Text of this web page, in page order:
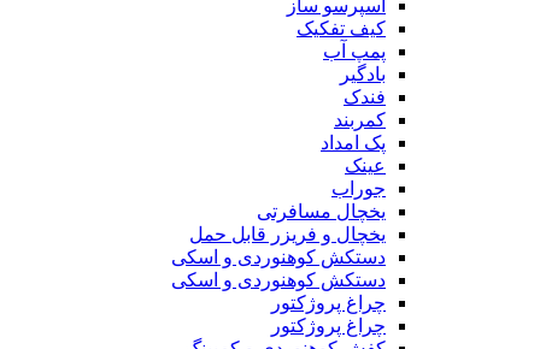
اسپرسو ساز
کیف تفکیک
پمپ آب
بادگیر
فندک
کمربند
پک امداد
عینک
جوراب
یخچال مسافرتی
یخچال و فریزر قابل حمل
دستکش کوهنوردی و اسکی
دستکش کوهنوردی و اسکی
چراغ پروژکتور
چراغ پروژکتور